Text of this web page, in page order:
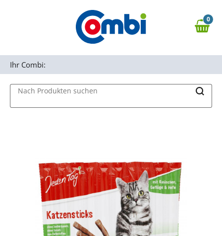
Zur Navigation springen
0,00 €
0
Nach Produkten suchen
Ihr Combi: